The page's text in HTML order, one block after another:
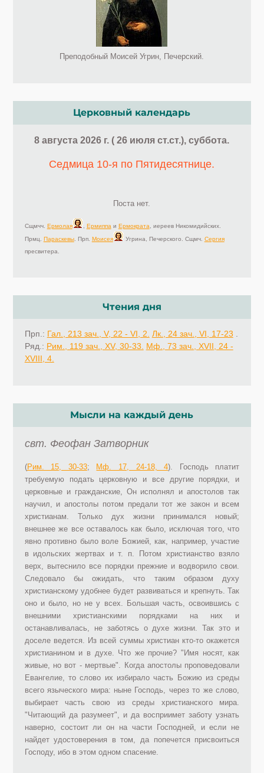
Преподобный Моисей Угрин, Печерский.
Церковный календарь
8 августа 2026 г. ( 26 июля ст.ст.), суббота.
Седмица 10-я по Пятидесятнице.
Поста нет.
Сщмчч. Ермолая , Ермиппаи Ермократа, иереев Никомидийских.
Прмц. Параскевы. Прп. Моисея Угрина, Печерского. Сщмч. Сергия
пресвитера.
Чтения дня
Прп.: Гал., 213 зач., V, 22 - VI, 2. Лк., 24 зач., VI, 17-23 .
Ряд.: Рим., 119 зач., XV, 30-33. Мф., 73 зач., XVII, 24 -
XVIII, 4.
Мысли на каждый день
свт. Феофан Затворник
(Рим. 15, 30-33; Мф. 17, 24-18, 4). Господь платит
требуемую подать церковную и все другие порядки, и
церковные и гражданские, Он исполнял и апостолов так
научил, и апостолы потом предали тот же закон и всем
христианам. Только дух жизни принимался новый;
внешнее же все оставалось как было, исключая того, что
явно противно было воле Божией, как, например, участие
в идольских жертвах и т. п. Потом христианство взяло
верх, вытеснило все порядки прежние и водворило свои.
Следовало бы ожидать, что таким образом духу
христианскому удобнее будет развиваться и крепнуть. Так
оно и было, но не у всех. Большая часть, освоившись с
внешними христианскими порядками на них и
останавливалась, не заботясь о духе жизни. Так это и
доселе ведется. Из всей суммы христиан кто-то окажется
христианином и в духе. Что же прочие? "Имя носят, как
живые, но вот - мертвые". Когда апостолы проповедовали
Евангелие, то слово их избирало часть Божию из среды
всего языческого мира: ныне Господь, через то же слово,
выбирает часть свою из среды христианского мира.
"Читающий да разумеет", и да восприимет заботу узнать
наверно, состоит ли он на части Господней, и если не
найдет удостоверения в том, да попечется присвоиться
Господу, ибо в этом одном спасение.